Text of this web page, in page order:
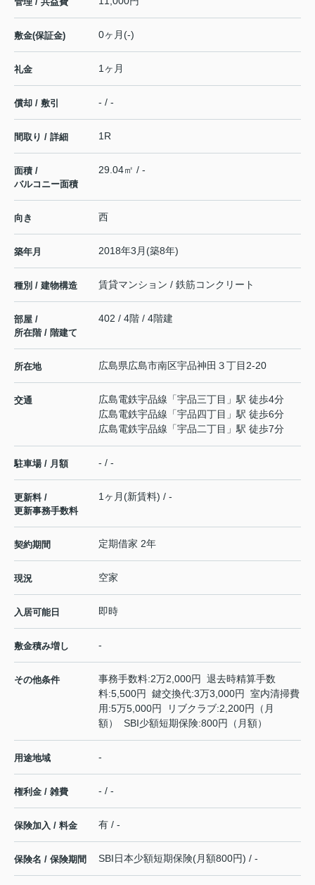
敷金(保証金) 0ヶ月(-)
礼金 1ヶ月
償却 / 敷引 - / -
間取り / 詳細 1R
面積 /
バルコニー面積
29.04㎡ / -
向き 西
築年月 2018年3月(築8年)
種別 / 建物構造 賃貸マンション / 鉄筋コンクリート
部屋 /
所在階 / 階建て
402 / 4階 / 4階建
所在地 広島県広島市南区宇品神田 ３丁目2-20
交通 広島電鉄宇品線 「宇品三丁目 」駅 徒歩4分
広島電鉄宇品線 「宇品四丁目 」駅 徒歩6分
広島電鉄宇品線 「宇品二丁目 」駅 徒歩7分
駐車場 / 月額 - / -
更新料 /
更新事務手数料
1ヶ月(新賃料) / -
契約期間 定期借家 2年
現況 空家
入居可能日 即時
敷金積み増し -
その他条件
事務手数料:2万2,000円 退去時精算手数
料:5,500円 鍵交換代:3万3,000円 室内清掃費
用:5万5,000円 リブクラブ:2,200円（月
額） SBI少額短期保険:800円（月額）
用途地域 -
権利金 / 雑費 - / -
保険加入 / 料金 有 / -
保険名 / 保険期間 SBI日本少額短期保険(月額800円) / -